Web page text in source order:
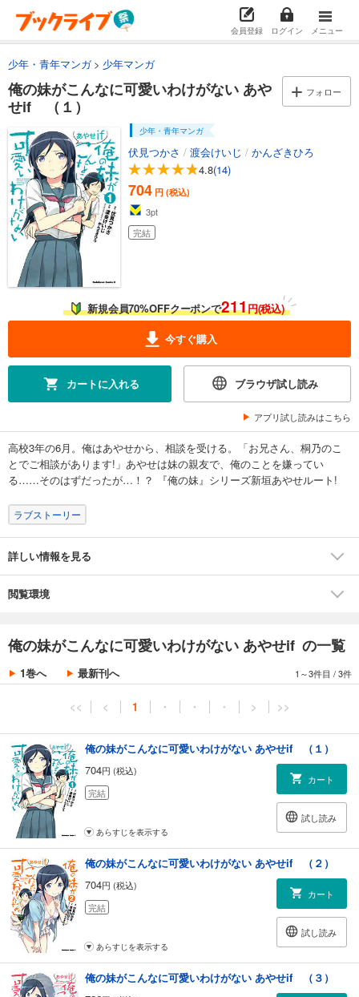
会員登録 ログイン メニュー
少年・青年マンガ 少年マンガ
俺の妹がこんなに可愛いわけがない あや
せif （１）
フォロー
少年・青年マンガ
伏見つかさ / 渡会けいじ / かんざきひろ
4.8(14)
704 円 (税込)
3pt
完結
新規会員70%OFFクーポンで211円(税込)
今すぐ購入
カートに入れる ブラウザ試し読み
アプリ試し読みはこちら
高校3年の6月。俺はあやせから、相談を受ける。「お兄さん、桐乃のこ
とでご相談があります!」あやせは妹の親友で、俺のことを嫌ってい
る……そのはずだったが…！？ 『俺の妹』シリーズ新垣あやせルート!
ラブストーリー
詳しい情報を見る
閲覧環境
俺の妹がこんなに可愛いわけがない あやせif の一覧
1巻へ 最新刊へ 1～3件目 /3件
<< < 1 ・ ・ ・ > >>
俺の妹がこんなに可愛いわけがない あやせif （１）
704円 (税込)
完結
カート
試し読み
あらすじを表示する
俺の妹がこんなに可愛いわけがない あやせif （２）
704円 (税込)
完結
カート
試し読み
あらすじを表示する
俺の妹がこんなに可愛いわけがない あやせif （３）